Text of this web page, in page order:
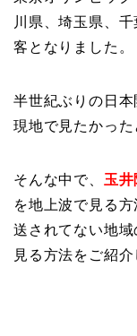
川県、埼玉県、
客となりました。
半世紀ぶりの日本
現地で見たかった
そんな中で、 玉
を地上波で見る
送されてない地
見る方法をご紹介